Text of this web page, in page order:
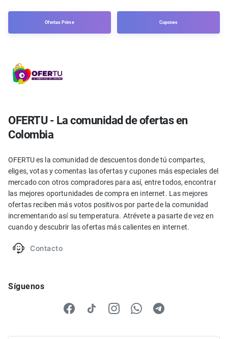
Ofertas Prime Cupones
OFERTU - La comunidad de ofertas en
Colombia
OFERTU es la comunidad de descuentos donde tú compartes,
eliges, votas y comentas las ofertas y cupones más especiales del
mercado con otros compradores para así, entre todos, encontrar
las mejores oportunidades de compra en internet. Las mejores
ofertas reciben más votos positivos por parte de la comunidad
incrementando así su temperatura. Atrévete a pasarte de vez en
cuando y descubrir las ofertas más calientes en internet.
Contacto
Síguenos